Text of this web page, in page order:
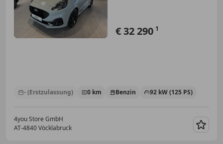
€ 32 290 1
- (Erstzulassung) 0 km Benzin 92 kW (125 PS)
4you Store GmbH
AT-4840 Vöcklabruck